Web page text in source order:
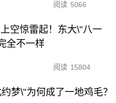
阅读 5066
空惊雷起！东大\"八一
全不一样
阅读 15804
梦\"为何成了一地鸡毛？